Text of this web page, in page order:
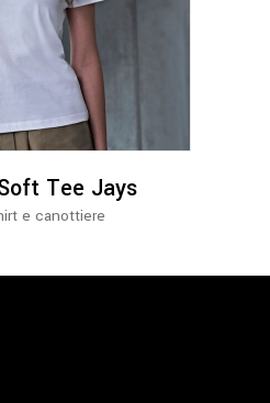
prodotto
Le
opzioni
possono
essere
Tee Jays
e canottiere